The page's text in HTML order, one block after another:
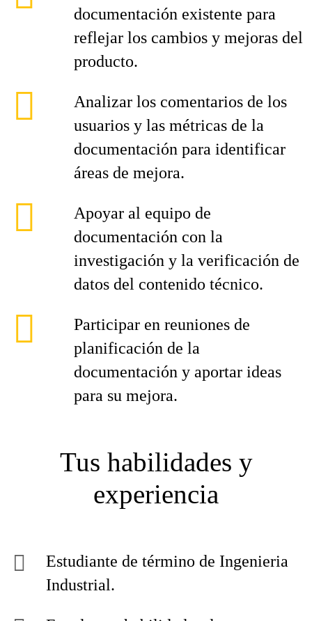
documentación existente para
reflejar los cambios y mejoras del
producto.
Analizar los comentarios de los
usuarios y las métricas de la
documentación para identificar
áreas de mejora.
Apoyar al equipo de
documentación con la
investigación y la verificación de
datos del contenido técnico.
Participar en reuniones de
planificación de la
documentación y aportar ideas
para su mejora.
Tus habilidades y
experiencia
Estudiante de término de Ingenieria
Industrial.